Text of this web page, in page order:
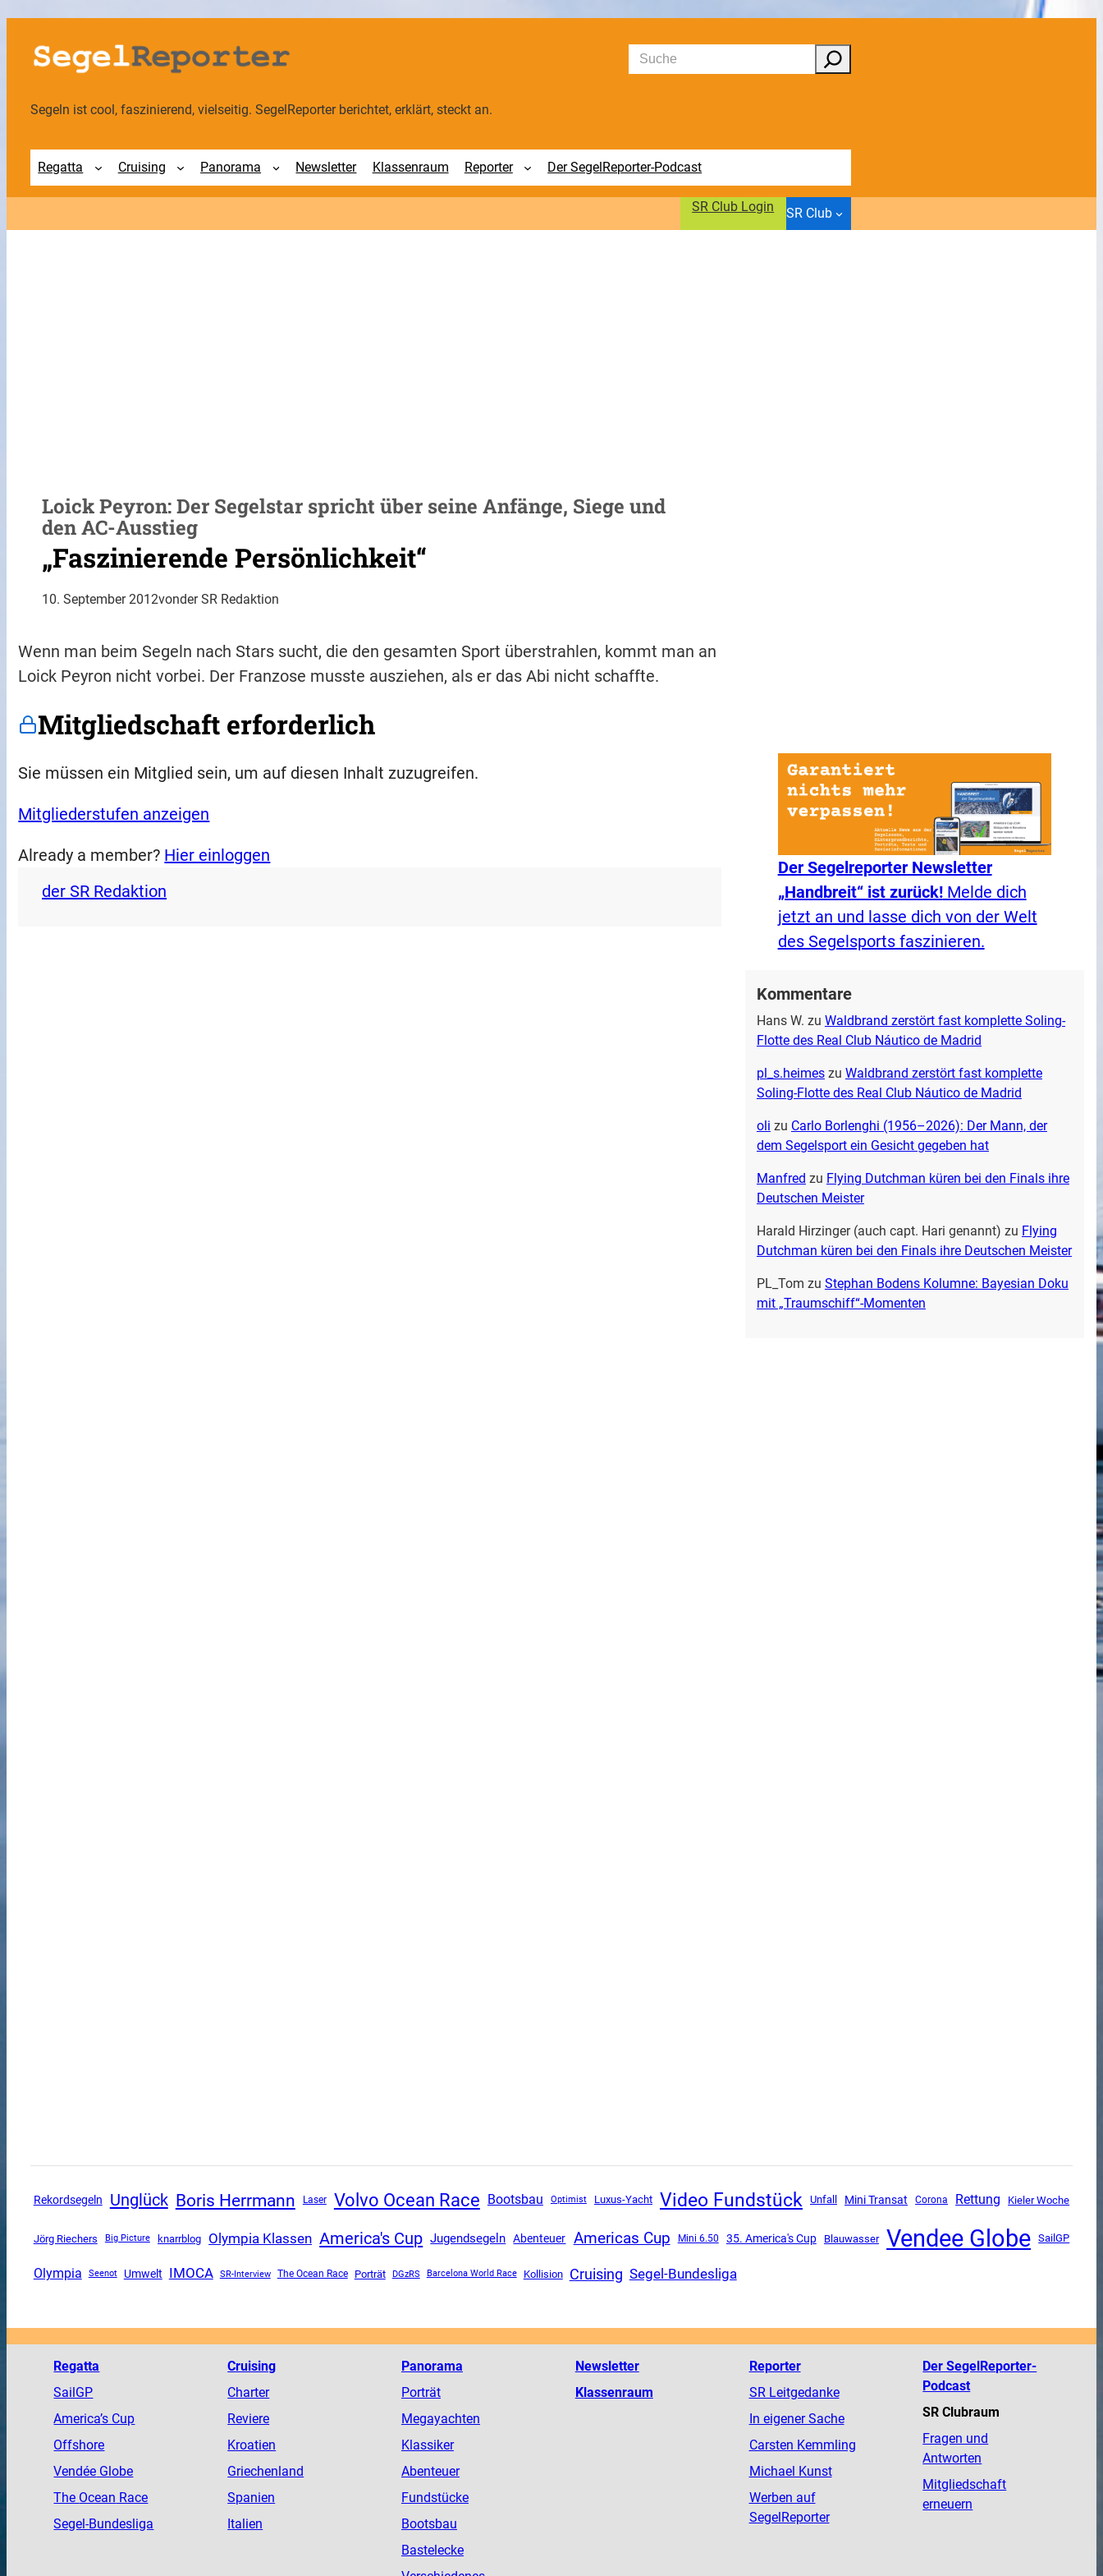
Zum
Inhalt
springen
Suchen
Segeln ist cool, faszinierend, vielseitig. SegelReporter berichtet, erklärt, steckt an.
Regatta Cruising Panorama Newsletter Klassenraum Reporter Der SegelReporter-Podcast
SR Club Login SR Club
Loick Peyron: Der Segelstar spricht über seine Anfänge, Siege und
den AC-Ausstieg
„Faszinierende Persönlichkeit“
10. September 2012vonder SR Redaktion
Wenn man beim Segeln nach Stars sucht, die den gesamten Sport überstrahlen, kommt man an
Loick Peyron nicht vorbei. Der Franzose musste ausziehen, als er das Abi nicht schaffte.
Mitgliedschaft erforderlich
Sie müssen ein Mitglied sein, um auf diesen Inhalt zuzugreifen.
Mitgliederstufen anzeigen
Already a member? Hier einloggen
der SR Redaktion
Der Segelreporter Newsletter
„Handbreit“ ist zurück!Melde dich
jetzt an und lasse dich von der Welt
des Segelsports faszinieren.
Kommentare
Hans W. zu Waldbrand zerstört fast komplette Soling-
Flotte des Real Club Náutico de Madrid
pl_s.heimeszu Waldbrand zerstört fast komplette
Soling-Flotte des Real Club Náutico de Madrid
oli zu Carlo Borlenghi (1956–2026): Der Mann, der
dem Segelsport ein Gesicht gegeben hat
Manfred zu Flying Dutchman küren bei den Finals ihre
Deutschen Meister
Harald Hirzinger (auch capt. Hari genannt) zu Flying
Dutchman küren bei den Finals ihre Deutschen Meister
PL_Tom zu Stephan Bodens Kolumne: Bayesian Doku
mit „Traumschiff“-Momenten
Rekordsegeln Unglück Boris Herrmann Laser Volvo Ocean Race Bootsbau Optimist Luxus-Yacht Video Fundstück Unfall Mini Transat Corona Rettung Kieler Woche
Jörg Riechers Big Picture knarrblog Olympia Klassen America's Cup Jugendsegeln Abenteuer Americas Cup Mini 6.50 35. America's Cup Blauwasser Vendee Globe SailGP
Olympia Seenot Umwelt IMOCA SR-Interview The Ocean Race Porträt DGzRS Barcelona World Race Kollision Cruising Segel-Bundesliga
Regatta
SailGP
America’s Cup
Offshore
Vendée Globe
The Ocean Race
Segel-Bundesliga
Cruising
Charter
Reviere
Kroatien
Griechenland
Spanien
Italien
Panorama
Porträt
Megayachten
Klassiker
Abenteuer
Fundstücke
Bootsbau
Bastelecke
Newsletter
Klassenraum
Reporter
SR Leitgedanke
In eigener Sache
Carsten Kemmling
Michael Kunst
Werben auf
SegelReporter
Der SegelReporter-
Podcast
SR Clubraum
Fragen und
Antworten
Mitgliedschaft
erneuern